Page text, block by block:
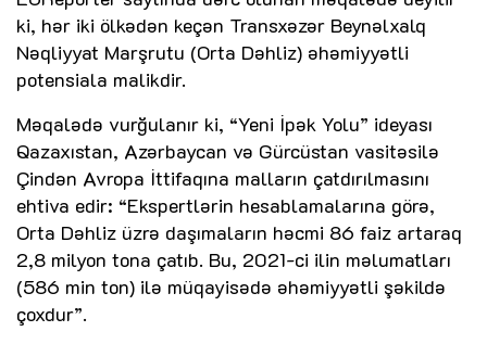
ki, hər iki ölkədən keçən Transxəzər Beynəlxalq
Nəqliyyat Marşrutu (Orta Dəhliz) əhəmiyyətli
potensiala malikdir.
Məqalədə vurğulanır ki, “Yeni İpək Yolu” ideyası
Qazaxıstan, Azərbaycan və Gürcüstan vasitəsilə
Çindən Avropa İttifaqına malların çatdırılmasını
ehtiva edir: “Ekspertlərin hesablamalarına görə,
Orta Dəhliz üzrə daşımaların həcmi 86 faiz artaraq
2,8 milyon tona çatıb. Bu, 2021-ci ilin məlumatları
(586 min ton) ilə müqayisədə əhəmiyyətli şəkildə
çoxdur”.